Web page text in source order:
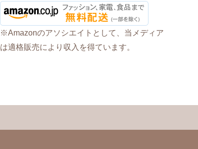
※Amazonのアソシエイトとして、当メディア
は適格販売により収入を得ています。